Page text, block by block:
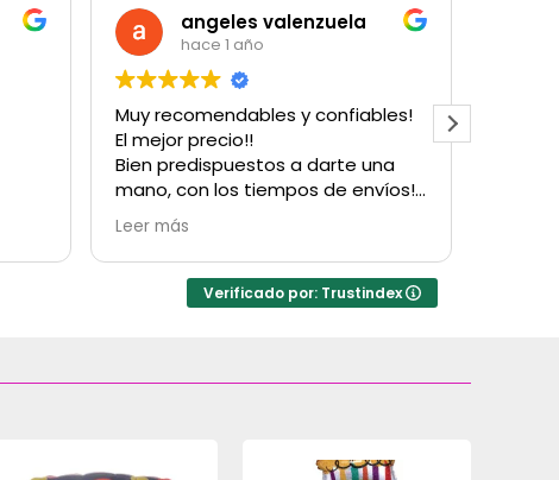
angeles valenzuela
hace 1 año
Muy recomendables y confiables!
El mejor precio!!
Bien predispuestos a darte una
mano, con los tiempos de envíos!
Obvio que vuelvo a comprarles!
Muy buena
cantidad de
para un
con su función
resolvieron en el
inconvenientes
Verificado por: Trustindex